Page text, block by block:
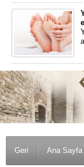
Geri Ana Sayfa